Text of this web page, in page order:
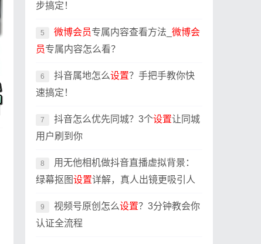
步搞定！
5 微博会员专属内容查看方法_ 微博会
员专属内容怎么看？
6 抖音属地怎么设置？手把手教你快
速搞定！
7 抖音怎么优先同城？3个设置让同城
用户刷到你
8
用无他相机做抖音直播虚拟背景：
绿幕抠图设置详解，真人出镜更吸引人
9 视频号原创怎么设置？3分钟教会你
认证全流程